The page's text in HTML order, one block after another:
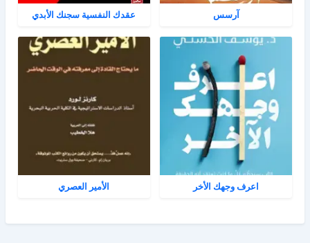
آرسس عقدك النفسية سجنك الأبدي
اعرف وجهك الأخر الأمير العصري